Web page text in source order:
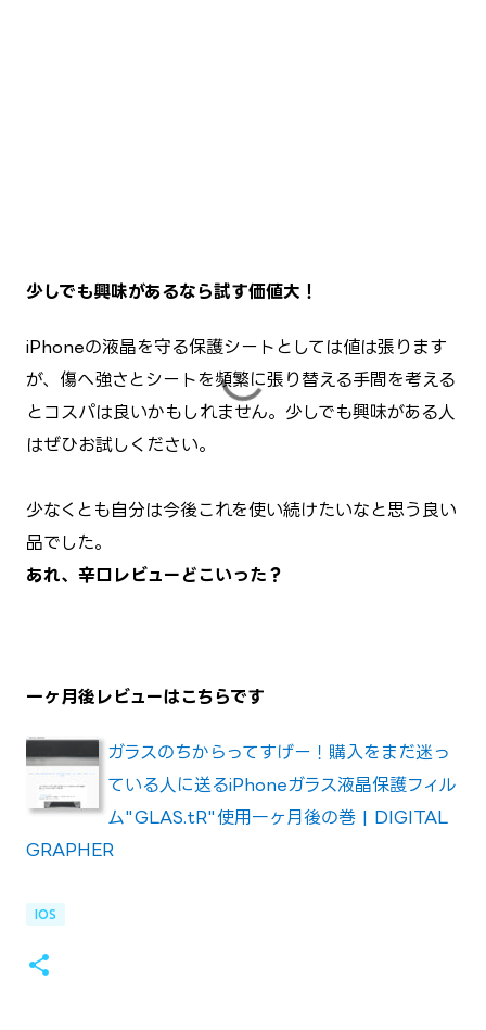
少しでも興味があるなら試す価値大！
iPhoneの液晶を守る保護シートとしては値は張ります
が、傷へ強さとシートを頻繁に張り替える手間を考える
とコスパは良いかもしれません。少しでも興味がある人
はぜひお試しください。
少なくとも自分は今後これを使い続けたいなと思う良い
品でした。
あれ、辛口レビューどこいった？
一ヶ月後レビューはこちらです
ガラスのちからってすげー！購入をまだ迷っ
ている人に送るiPhoneガラス液晶保護フィル
ム"GLAS.tR"使用一ヶ月後の巻 | DIGITAL
GRAPHER
IOS